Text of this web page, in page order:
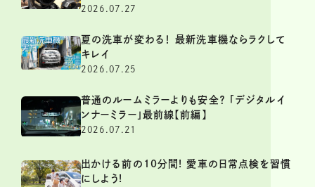
2026.07.27
夏の洗車が変わる！ 最新洗車機ならラクして
キレイ
2026.07.25
普通のルームミラーよりも安全？ 「デジタルイ
ンナーミラー」最前線【前編】
2026.07.21
出かける前の10分間! 愛車の日常点検を習慣
にしよう!